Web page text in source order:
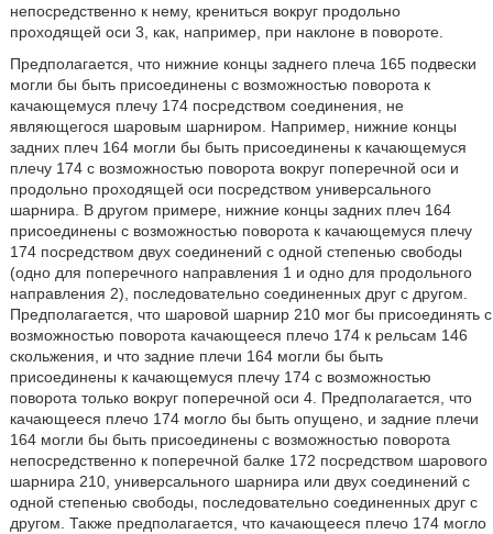
непосредственно к нему, крениться вокруг продольно
проходящей оси 3, как, например, при наклоне в повороте.
Предполагается, что нижние концы заднего плеча 165 подвески
могли бы быть присоединены с возможностью поворота к
качающемуся плечу 174 посредством соединения, не
являющегося шаровым шарниром. Например, нижние концы
задних плеч 164 могли бы быть присоединены к качающемуся
плечу 174 с возможностью поворота вокруг поперечной оси и
продольно проходящей оси посредством универсального
шарнира. В другом примере, нижние концы задних плеч 164
присоединены с возможностью поворота к качающемуся плечу
174 посредством двух соединений с одной степенью свободы
(одно для поперечного направления 1 и одно для продольного
направления 2), последовательно соединенных друг с другом.
Предполагается, что шаровой шарнир 210 мог бы присоединять с
возможностью поворота качающееся плечо 174 к рельсам 146
скольжения, и что задние плечи 164 могли бы быть
присоединены к качающемуся плечу 174 с возможностью
поворота только вокруг поперечной оси 4. Предполагается, что
качающееся плечо 174 могло бы быть опущено, и задние плечи
164 могли бы быть присоединены с возможностью поворота
непосредственно к поперечной балке 172 посредством шарового
шарнира 210, универсального шарнира или двух соединений с
одной степенью свободы, последовательно соединенных друг с
другом. Также предполагается, что качающееся плечо 174 могло